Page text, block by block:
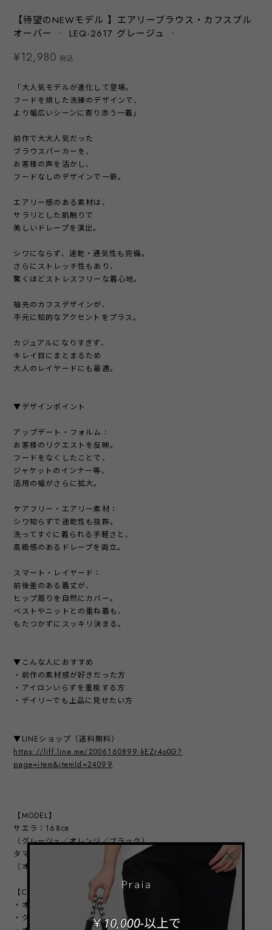
【待望のNEWモデル 】エアリーブラウス・カフスプル
オーバー ‐ LEQ-2617 グレージュ ‐
¥12,980 税込
「大人気モデルが進化して登場。
フードを排した洗練のデザインで、
より幅広いシーンに寄り添う一着」
前作で大大人気だった
ブラウスパーカーを、
お客様の声を活かし、
フードなしのデザインで一新。
エアリー感のある素材は、
サラリとした肌触りで
美しいドレープを演出。
シワにならず、速乾・通気性も完備。
さらにストレッチ性もあり、
驚くほどストレスフリーな着心地。
袖先のカフスデザインが、
手元に知的なアクセントをプラス。
カジュアルになりすぎず、
キレイ目にまとまるため
大人のレイヤードにも最適。
▼デザインポイント
アップデート・フォルム：
お客様のリクエストを反映。
フードをなくしたことで、
ジャケットのインナー等、
活用の幅がさらに拡大。
ケアフリー・エアリー素材：
シワ知らずで速乾性も抜群。
洗ってすぐに着られる手軽さと、
高級感のあるドレープを両立。
スマート・レイヤード：
前後差のある着丈が、
ヒップ周りを自然にカバー。
ベストやニットとの重ね着も、
もたつかずにスッキリ決まる。
▼こんな人におすすめ
・前作の素材感が好きだった方
・アイロンいらずを重視する方
・デイリーでも上品に見せたい方
▼LINEショップ（送料無料）
https://liff.line.me/2006160899-kEZr4o0G?
page=item&itemId=24099
【MODEL】
サエラ：168㎝
（グレージュ／オレンジ／ブラック）
タマキ：162㎝
（オフ）
【COLOR】
・オフ
・グレージュ